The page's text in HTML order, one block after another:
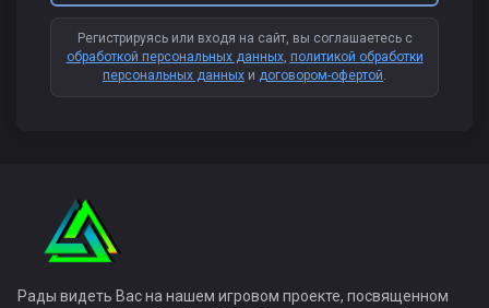
Регистрируясь или входя на сайт, вы соглашаетесь с
обработкой персональных данных, политикой обработки
персональных данных и договором-офертой.
Рады видеть Вас на нашем игровом проекте, посвященном